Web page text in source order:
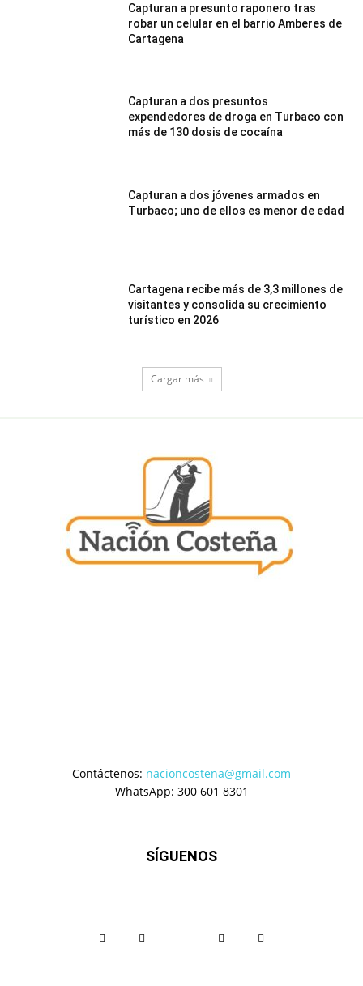
Capturan a presunto raponero tras
robar un celular en el barrio Amberes de
Cartagena
Capturan a dos presuntos
expendedores de droga en Turbaco con
más de 130 dosis de cocaína
Capturan a dos jóvenes armados en
Turbaco; uno de ellos es menor de edad
Cartagena recibe más de 3,3 millones de
visitantes y consolida su crecimiento
turístico en 2026
Cargar más
Contáctenos: nacioncostena@gmail.com
WhatsApp: 300 601 8301
SÍGUENOS